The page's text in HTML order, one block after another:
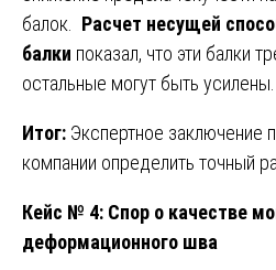
балок. Расчет несущей
балки показал, что эти балки
остальные могут быть усилены.
Итог: Экспертное заключение
компании определить точный
Кейс № 4: Спор о качестве
деформационного шва